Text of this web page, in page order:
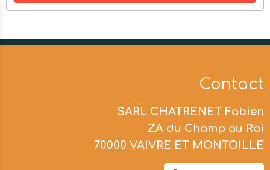
Contact
SARL CHATRENET Fabien
ZA du Champ au Roi
70000 VAIVRE ET MONTOILLE